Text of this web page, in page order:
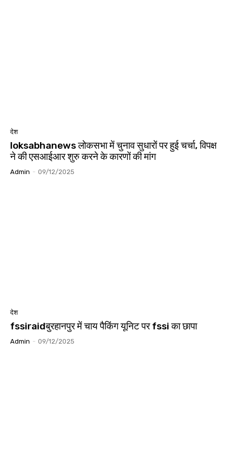
देश
loksabhanews लोकसभा में चुनाव सुधारों पर हुई चर्चा, विपक्ष
ने की एसआईआर शुरु करने के कारणों की मांग
Admin - 09/12/2025
देश
fssiraidबुरहानपुर में चाय पैकिंग यूनिट पर fssi का छापा
Admin - 09/12/2025